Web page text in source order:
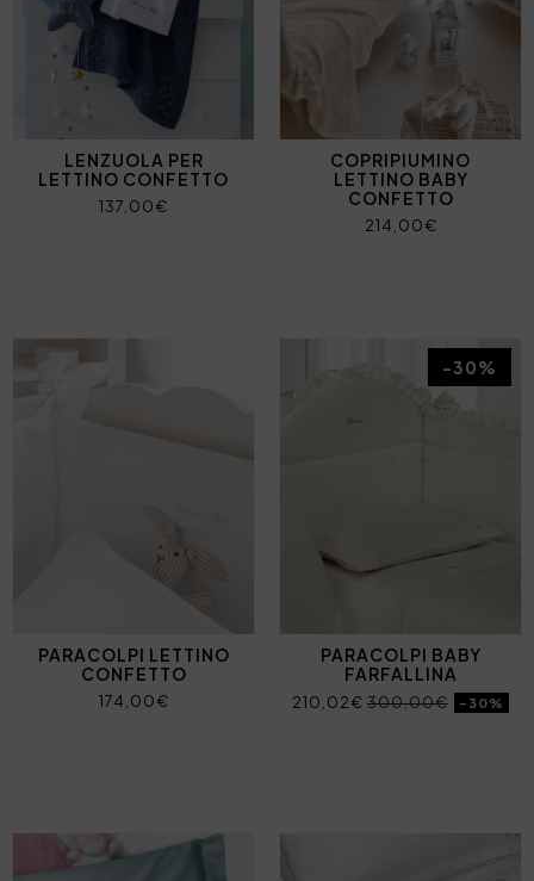
LENZUOLA PER
LETTINO CONFETTO
137,00€
COPRIPIUMINO
LETTINO BABY
CONFETTO
214,00€
PARACOLPI LETTINO
CONFETTO
174,00€
PARACOLPI BABY
FARFALLINA
210,02€ 300,00€ -30%
-30%